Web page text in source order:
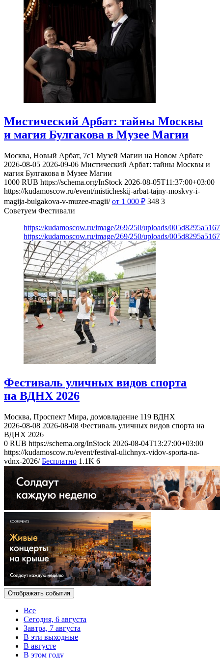
Мистический Арбат: тайны Москвы
и магия Булгакова в Музее Магии
Москва, Новый Арбат, 7с1 Музей Магии на Новом Арбате
2026-08-05 2026-09-06 Мистический Арбат: тайны Москвы и
магия Булгакова в Музее Магии
1000 RUB https://schema.org/InStock 2026-08-05T11:37:00+03:00
https://kudamoscow.ru/event/misticheskij-arbat-tajny-moskvy-i-
magija-bulgakova-v-muzee-magii/ от 1 000 ₽ 348 3
Советуем Фестивали
https://kudamoscow.ru/image/269/250/uploads/
https://kudamoscow.ru/image/269/250/uploads/
Фестиваль уличных видов спорта
на ВДНХ 2026
Москва, Проспект Мира, домовладение 119 ВДНХ
2026-08-08 2026-08-08 Фестиваль уличных видов спорта на
ВДНХ 2026
0 RUB https://schema.org/InStock 2026-08-04T13:27:00+03:00
https://kudamoscow.ru/event/festival-ulichnyx-vidov-sporta-na-
vdnx-2026/ Бесплатно 1.1K 6
Отображать события
Все
Сегодня, 6 августа
Завтра, 7 августа
В эти выходные
В августе
В этом году